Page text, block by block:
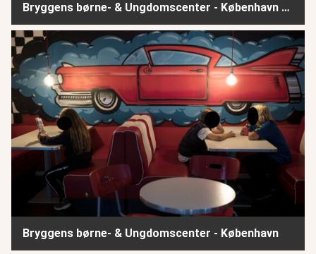
Bryggens børne- & Ungdomscenter - København - del 2
Bryggens børne- & Ungdomscenter - København
Bryggens børne- & Ungdomscenter - København